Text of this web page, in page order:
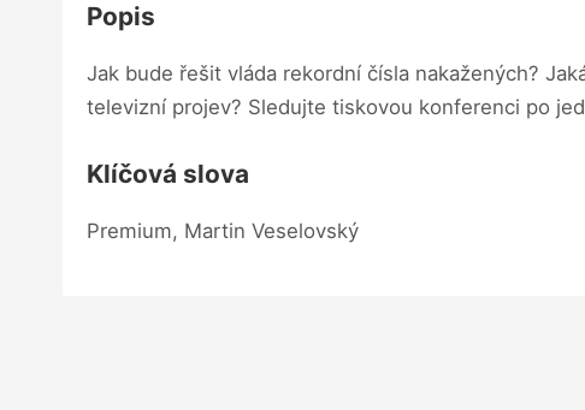
Popis
Jak bude řešit vláda rekordní čísla nakažených?
televizní projev? Sledujte tiskovou konferenci po
Klíčová slova
Premium, Martin Veselovský